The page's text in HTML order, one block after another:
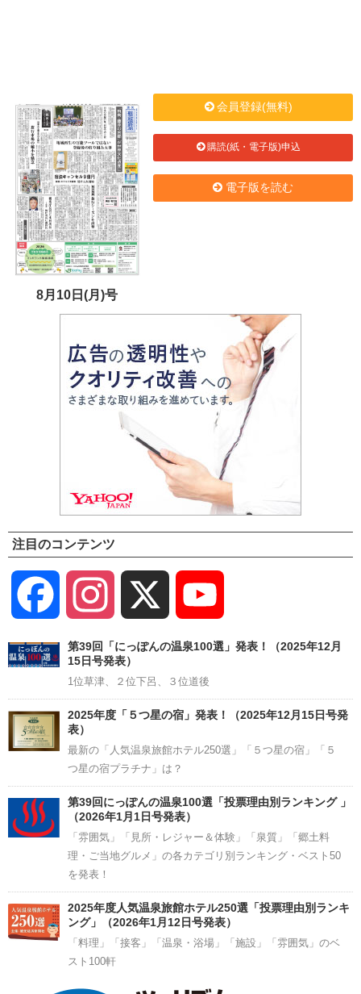
8月10日(月)号
会員登録(無料)
購読(紙・電子版)申込
電子版を読む
注目のコンテンツ
Facebook Instagram
Channel
第39回「にっぽんの温泉100選」発表！（2025年12月
15日号発表）
1位草津、２位下呂、３位道後
2025年度「５つ星の宿」発表！（2025年12月15日号発
表）
最新の「人気温泉旅館ホテル250選」「５つ星の宿」「５
つ星の宿プラチナ」は？
第39回にっぽんの温泉100選「投票理由別ランキング 」
（2026年1月1日号発表）
「雰囲気」「見所・レジャー＆体験」「泉質」「郷土料
理・ご当地グルメ」の各カテゴリ別ランキング・ベスト50
を発表！
2025年度人気温泉旅館ホテル250選「投票理由別ランキ
ング」（2026年1月12日号発表）
「料理」「接客」「温泉・浴場」「施設」「雰囲気」のベ
スト100軒